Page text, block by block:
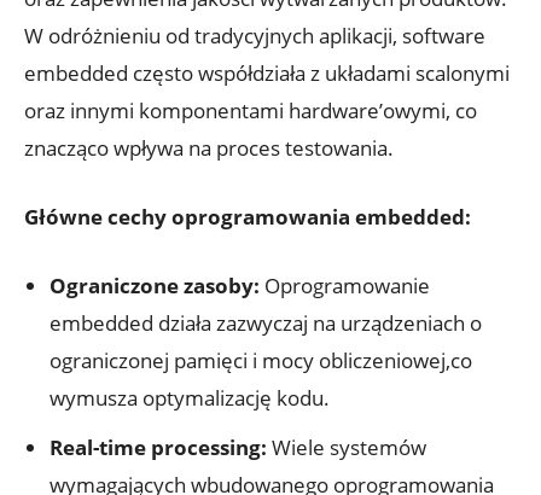
W odróżnieniu od tradycyjnych aplikacji, software
embedded często współdziała z układami scalonymi
oraz innymi komponentami hardware’owymi, co
znacząco wpływa na proces testowania.
Główne cechy oprogramowania embedded:
Ograniczone zasoby: Oprogramowanie
embedded działa zazwyczaj na urządzeniach o
ograniczonej pamięci i mocy obliczeniowej,co
wymusza optymalizację kodu.
Real-time processing: Wiele systemów
wymagających wbudowanego oprogramowania